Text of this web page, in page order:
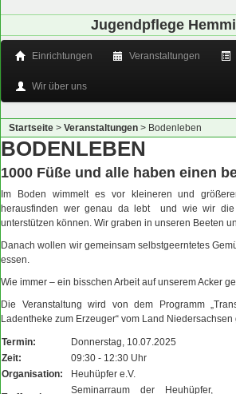
Jugendpflege
Einrichtungen Veranstaltungen
Wir über uns
Startseite > Veranstaltungen > Bodenleben
BODENLEBEN
1000 Füße und alle haben einen
Im Boden wimmelt es vor kleineren und
herausfinden wer genau da lebt und wie wir die
unterstützen können. Wir graben in unseren Beeten
Danach wollen wir gemeinsam selbstgeerntetes
essen.
Wie immer – ein bisschen Arbeit auf unserem Acker
Die Veranstaltung wird von dem Programm
Ladentheke zum Erzeuger“ vom Land Niedersachsen
Termin:
Donnerstag, 10.07.2025
Zeit:
09:30 - 12:30 Uhr
Organisation:
Heuhüpfer e.V.
Seminarraum der Heuhüpfer,